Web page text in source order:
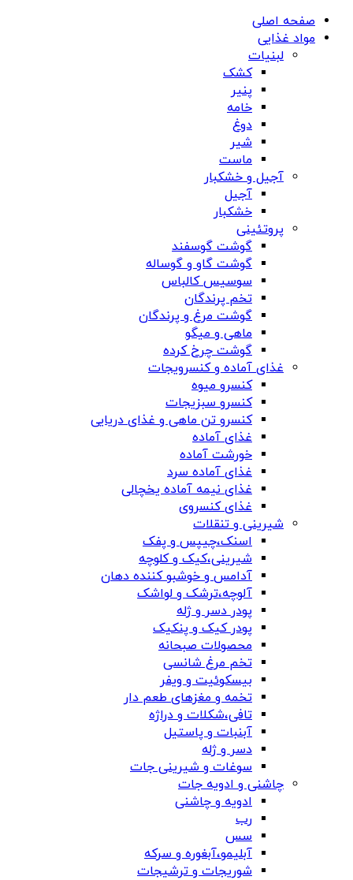
صفحه اصلی
مواد غذایی
لبنیات
کشک
پنیر
خامه
دوغ
شیر
ماست
آجیل و خشکبار
آجیل
خشکبار
پروتئینی
گوشت گوسفند
گوشت گاو و گوساله
سوسیس کالباس
تخم پرندگان
گوشت مرغ و پرندگان
ماهی و میگو
گوشت چرخ کرده
غذای آماده و کنسرویجات
کنسرو میوه
کنسرو سبزیجات
کنسرو تن ماهی و غذای دریایی
غذای آماده
خورشت آماده
غذای آماده سرد
غذای نیمه آماده یخچالی
غذای کنسروی
شیرینی و تنقلات
اسنک،چیپس و پفک
شیرینی،کیک و کلوچه
آدامس و خوشبو کننده دهان
آلوچه،ترشک و لواشک
پودر دسر و ژله
پودر کیک و پنکیک
محصولات صبحانه
تخم مرغ شانسی
بیسکوئیت و ویفر
تخمه و مغزهای طعم دار
تافی،شکلات و دراژه
آبنبات و پاستیل
دسر و ژله
سوغات و شیرینی جات
چاشنی و ادویه جات
ادویه و چاشنی
رب
سس
آبلیمو،آبغوره و سرکه
شوریجات و ترشیجات